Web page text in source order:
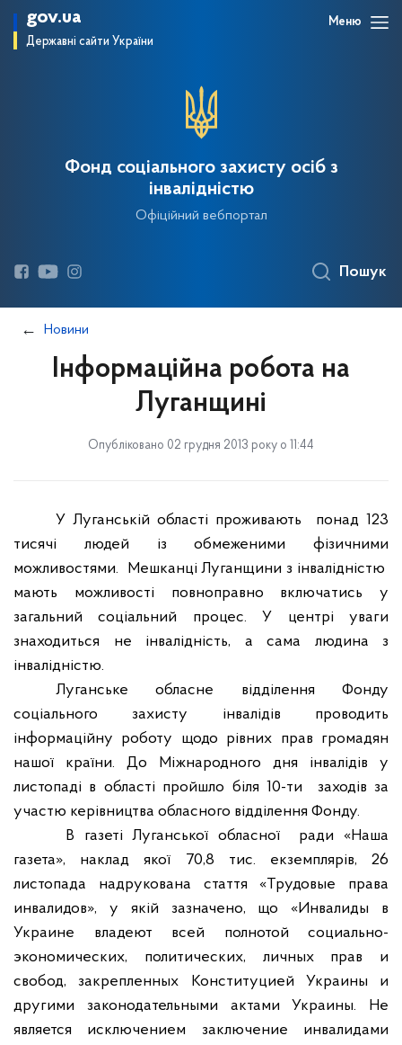
gov.ua
Державні сайти України
Меню
Фонд соціального захисту осіб з
інвалідністю
Офіційний вебпортал
Пошук
Новини
Інформаційна робота на
Луганщині
Опубліковано 02 грудня 2013 року о 11:44
У Луганській області проживають
понад 123
тисячі людей із обмеженими фізичними
можливостями.
Мешканці Луганщини з інвалідністю
мають можливості повноправно включатись у
загальний соціальний процес. У центрі уваги
знаходиться не інвалідність, а сама людина з
інвалідністю.
Луганське обласне відділення Фонду
соціального захисту інвалідів проводить
інформаційну роботу щодо рівних прав громадян
нашої країни. До Міжнародного дня інвалідів у
листопаді в області пройшло біля 10-ти
заходів за
участю керівництва обласного відділення Фонду.
В газеті Луганської обласної
ради «Наша
газета», наклад якої 70,8 тис. екземплярів, 26
листопада надрукована стаття «Трудовые права
инвалидов», у якій зазначено, що «Инвалиды в
Украине владеют всей полнотой социально-
экономических, политических, личных прав и
свобод, закрепленных Конституцией Украины и
другими законодательными актами Украины. Не
является исключением заключение инвалидами